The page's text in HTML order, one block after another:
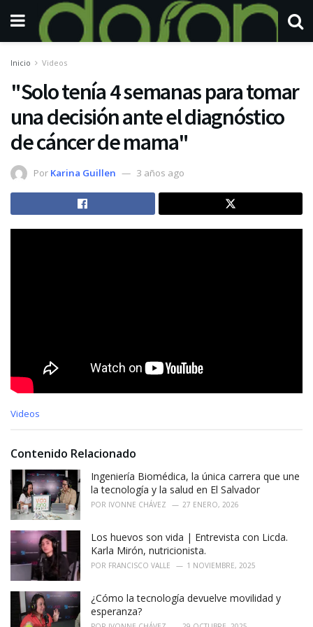
Inicio Videos
"Solo tenía 4 semanas para tomar
una decisión ante el diagnóstico
de cáncer de mama"
Por Karina Guillen 3 años ago
C
e
r
e
:
Videos
Contenido Relacionado
Ingeniería Biomédica, la única carrera que une
la tecnología y la salud en El Salvador
POR IVONNE CHÁVEZ 27 ENERO, 2026
Los huevos son vida | Entrevista con Licda.
Karla Mirón, nutricionista.
POR FRANCISCO VALLE 1 NOVIEMBRE, 2025
¿Cómo la tecnología devuelve movilidad y
esperanza?